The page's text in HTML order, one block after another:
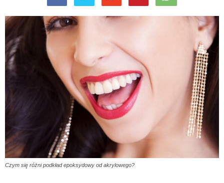
Czym się różni podkład epoksydowy od akrylowego?